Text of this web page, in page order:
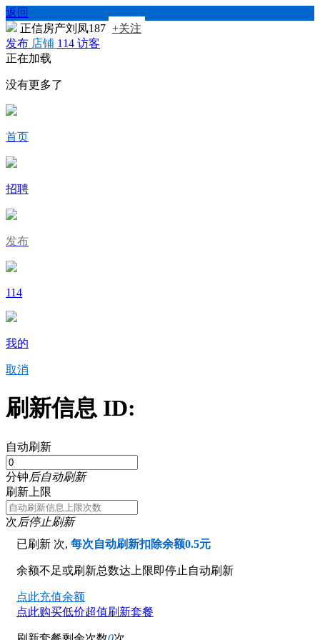
返回
正信房产刘凤187 +关注
发布 店铺 114 访客
正在加载
没有更多了
首页
招聘
发布
114
我的
取消
刷新信息 ID:
自动刷新
分钟后自动刷新
刷新上限
次后停止刷新
已刷新 次, 每次自动刷新扣除余额0.5元
余额不足或刷新总数达上限即停止自动刷新
点此充值余额
点此购买低价超值刷新套餐